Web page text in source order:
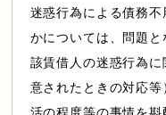
迷惑行為による債務
かについては、問題
該賃借人の迷惑行為
意されたときの対応